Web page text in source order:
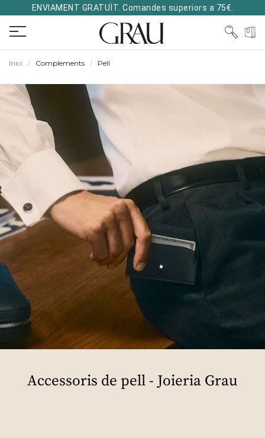
ENVIAMENT GRATUÏT. Comandes superiors a 75€.
Inici Complements Pell
Accessoris de pell - Joieria Grau